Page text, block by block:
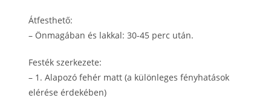
Átfesthető:
– Önmagában és lakkal: 30-45 perc után.
Festék szerkezete:
– 1. Alapozó fehér matt (a különleges fényhatások
elérése érdekében)